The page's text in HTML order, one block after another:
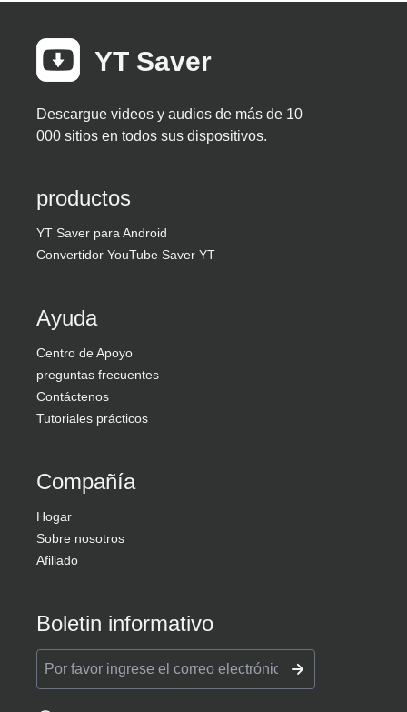
YT Saver
Descargue videos y audios de más de 10
000 sitios en todos sus dispositivos.
productos
YT Saver para Android
Convertidor YouTube Saver YT
Ayuda
Centro de Apoyo
preguntas frecuentes
Contáctenos
Tutoriales prácticos
Compañía
Hogar
Sobre nosotros
Afiliado
Boletin informativo